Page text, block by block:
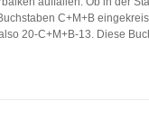
C+M+B
20-C+M+B-13. Diese